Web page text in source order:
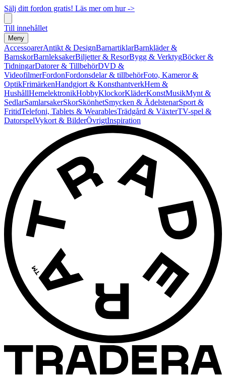
Sälj ditt fordon gratis! Läs mer om hur ->
Till innehållet
Meny
AccessoarerAntikt & DesignBarnartiklarBarnkläder &
BarnskorBarnleksakerBiljetter & ResorBygg & VerktygBöcker &
TidningarDatorer & TillbehörDVD &
VideofilmerFordonFordonsdelar & tillbehörFoto, Kameror &
OptikFrimärkenHandgjort & KonsthantverkHem &
HushållHemelektronikHobbyKlockorKläderKonstMusikMynt &
SedlarSamlarsakerSkorSkönhetSmycken & ÄdelstenarSport &
FritidTelefoni, Tablets & WearablesTrädgård & VäxterTV-spel &
DatorspelVykort & BilderÖvrigtInspiration